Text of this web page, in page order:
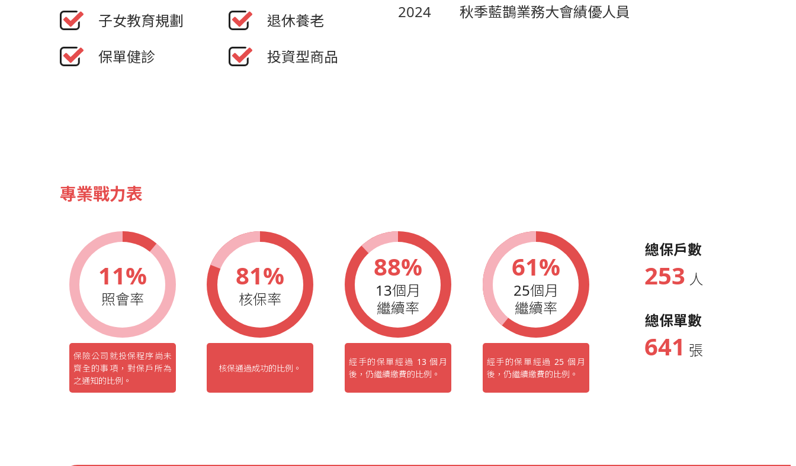
子女教育規劃
退休養老
保單健診
投資型商品
2024
秋季藍鵲業務大會績優人員
專業戰力表
11%
照會率
保險公司就投保程序尚未
齊全的事項，對保戶所為
之通知的比例。
81%
核保率
核保通過成功的比例。
88%
13個月
繼續率
經手的保單經過 13 個月
後，仍繼續繳費的比例。
61%
25個月
繼續率
經手的保單經過 25 個月
後，仍繼續繳費的比例。
總保戶數
253 人
總保單數
641 張